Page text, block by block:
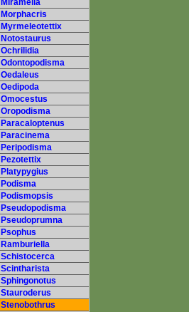
Miramella
Morphacris
Myrmeleotettix
Notostaurus
Ochrilidia
Odontopodisma
Oedaleus
Oedipoda
Omocestus
Oropodisma
Paracaloptenus
Paracinema
Peripodisma
Pezotettix
Platypygius
Podisma
Podismopsis
Pseudopodisma
Pseudoprumna
Psophus
Ramburiella
Schistocerca
Scintharista
Sphingonotus
Stauroderus
Stenobothrus